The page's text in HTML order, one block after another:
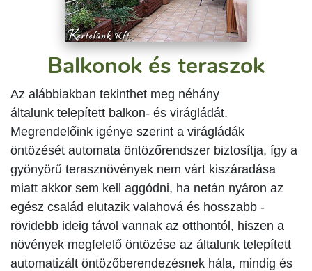
Balkonok és teraszok
Az alábbiakban tekinthet meg néhány
általunk telepített balkon- és virágládát.
Megrendelőink igénye szerint a virágládák
öntözését automata öntözőrendszer biztosítja, így a
gyönyörű terasznövények nem várt kiszáradása
miatt akkor sem kell aggódni, ha netán nyáron az
egész család elutazik valahová és hosszabb -
rövidebb ideig távol vannak az otthontól, hiszen a
növények megfelelő öntözése az általunk telepített
automatizált öntözőberendezésnek hála, mindig és